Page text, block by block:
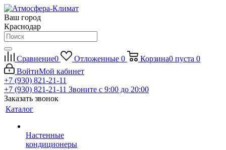
Ваш город
Краснодар
Сравнение0 Отложенные 0 Корзина0 пуста 0
ВойтиМой кабинет
+7 (930) 821-21-11
+7 (930) 821-21-11 Звоните с 9:00 до 20:00
Заказать звонок
Каталог
Настенные
кондиционеры